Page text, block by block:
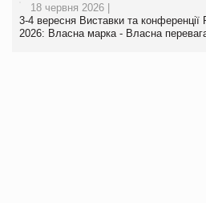
18 червня 2026 |
3-4 вересня Виставки та
2026: Власна марка - Власна